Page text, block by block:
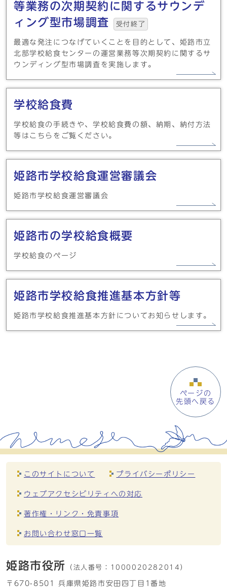
等業務の次期契約に関するサウンデ
ィング型市場調査
受付終了
最適な発注につなげていくことを⽬的として、姫路市立
北部学校給食センターの運営業務等次期契約に関するサ
ウンディング型市場調査を実施します。
学校給食費
学校給食の手続きや、学校給食費の額、納期、納付方法
等はこちらをご覧ください。
姫路市学校給食運営審議会
姫路市学校給食運営審議会
姫路市の学校給食概要
学校給食のページ
姫路市学校給食推進基本方針等
姫路市学校給食推進基本方針についてお知らせします。
ページの
先頭へ戻る
このサイトについて プライバシーポリシー
ウェブアクセシビリティへの対応
著作権・リンク・免責事項
お問い合わせ窓口一覧
姫路市役所 （法人番号： 1000020282014）
〒670-8501 兵庫県姫路市安田四丁目1番地